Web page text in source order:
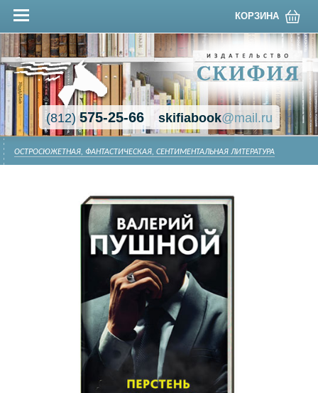
КОРЗИНА
(812)575-25-66 skifiabook@mail.ru
ОСТРОСЮЖЕТНАЯ, ФАНТАСТИЧЕСКАЯ, СЕНТИМЕНТАЛЬНАЯ ЛИТЕРАТУРА